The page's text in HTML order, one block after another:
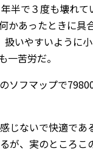
半で３度も壊れ
あったときに具
いやすいように
苦労だ。
ソフマップで
じないで快適であ
が、実のところこ